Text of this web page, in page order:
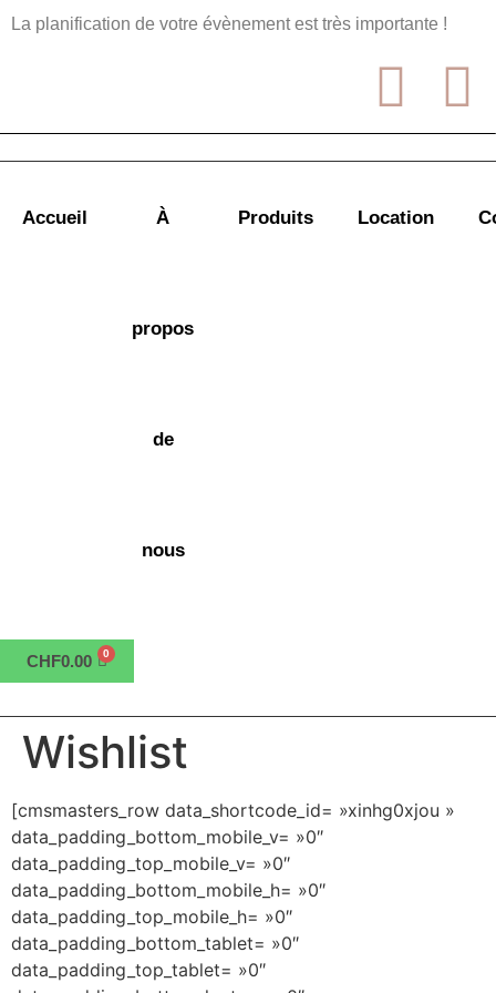
La planification de votre évènement est très importante !
Accueil À
propos
de
nous
Produits Location
CHF0.00
Wishlist
[cmsmasters_row data_shortcode_id= »xinhg0xjou »
data_padding_bottom_mobile_v= »0″
data_padding_top_mobile_v= »0″
data_padding_bottom_mobile_h= »0″
data_padding_top_mobile_h= »0″
data_padding_bottom_tablet= »0″
data_padding_top_tablet= »0″